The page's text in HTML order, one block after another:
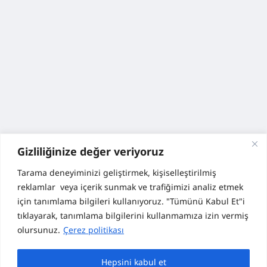
Gizliliğinize değer veriyoruz
Tarama deneyiminizi geliştirmek, kişiselleştirilmiş
reklamlar veya içerik sunmak ve trafiğimizi analiz etmek
için tanımlama bilgileri kullanıyoruz. "Tümünü Kabul Et"i
tıklayarak, tanımlama bilgilerini kullanmamıza izin vermiş
olursunuz. Çerez politikası
Hepsini kabul et